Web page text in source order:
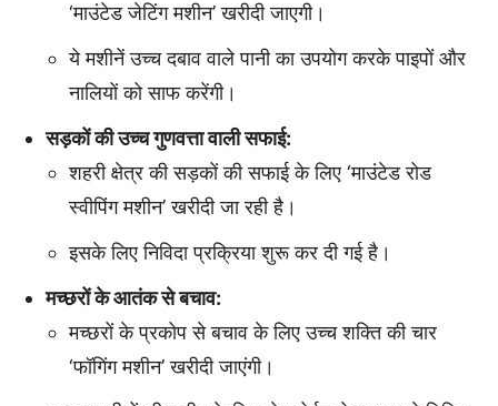
‘माउंटेड जेटिंग मशीन’ खरीदी जाएगी।
ये मशीनें उच्च दबाव वाले पानी का उपयोग करके पाइपों और
नालियों को साफ करेंगी।
सड़कों की उच्च गुणवत्ता वाली सफाई:
शहरी क्षेत्र की सड़कों की सफाई के लिए ‘माउंटेड रोड
स्वीपिंग मशीन’ खरीदी जा रही है।
इसके लिए निविदा प्रक्रिया शुरू कर दी गई है।
मच्छरों के आतंक से बचाव:
मच्छरों के प्रकोप से बचाव के लिए उच्च शक्ति की चार
‘फॉगिंग मशीन’ खरीदी जाएंगी।